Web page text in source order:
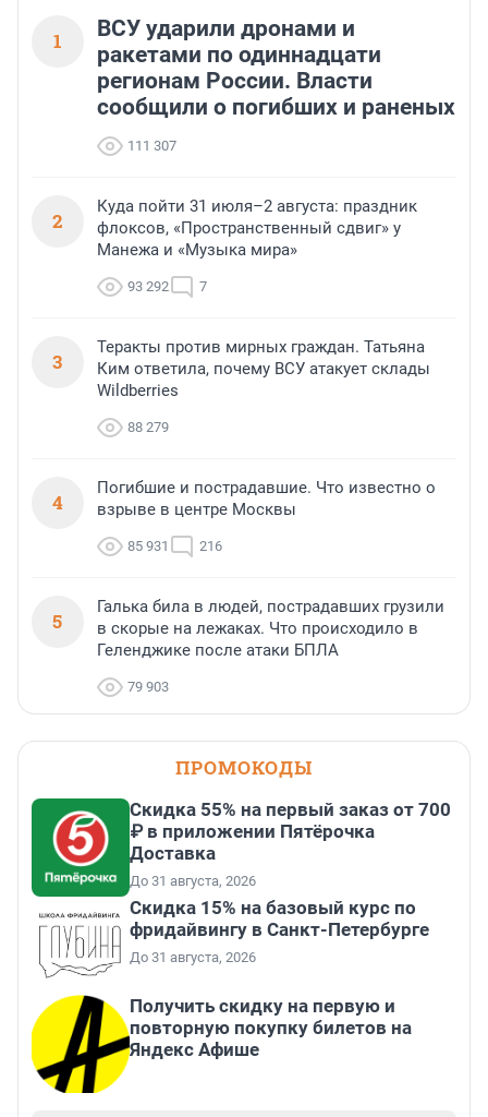
1
ВСУ ударили дронами и
ракетами по одиннадцати
регионам России. Власти
сообщили о погибших и раненых
111 307
2
Куда пойти 31 июля–2 августа: праздник
флоксов, «Пространственный сдвиг» у
Манежа и «Музыка мира»
93 292 7
3
Теракты против мирных граждан. Татьяна
Ким ответила, почему ВСУ атакует склады
Wildberries
88 279
4
Погибшие и пострадавшие. Что известно о
взрыве в центре Москвы
85 931 216
5
Галька била в людей, пострадавших грузили
в скорые на лежаках. Что происходило в
Геленджике после атаки БПЛА
79 903
ПРОМОКОДЫ
Скидка 55% на первый заказ от 700
₽ в приложении Пятёрочка
Доставка
До 31 августа, 2026
Скидка 15% на базовый курс по
фридайвингу в Санкт-Петербурге
До 31 августа, 2026
Получить скидку на первую и
повторную покупку билетов на
Яндекс Афише